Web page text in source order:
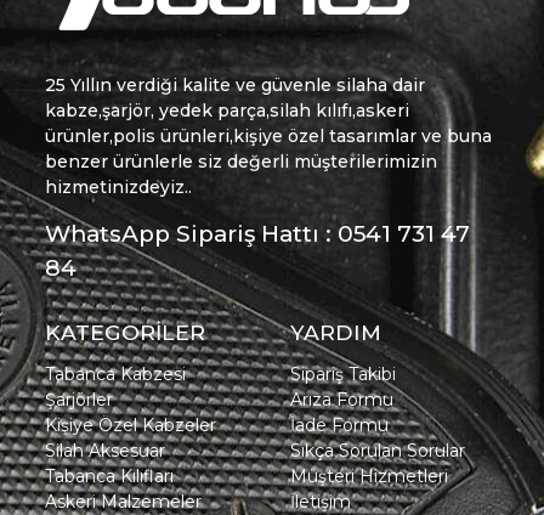
25 Yıllın verdiği kalite ve güvenle silaha dair
kabze,şarjör, yedek parça,silah kılıfı,askeri
ürünler,polis ürünleri,kişiye özel tasarımlar ve buna
benzer ürünlerle siz değerli müşterilerimizin
hizmetinizdeyiz..
WhatsApp Sipariş Hattı : 0541 731 47
84
KATEGORİLER
Tabanca Kabzesi
Şarjörler
Kişiye Özel Kabzeler
Silah Aksesuar
Tabanca Kılıfları
Askeri Malzemeler
YARDIM
Sipariş Takibi
Arıza Formu
İade Formu
Sıkça Sorulan Sorular
Müşteri Hizmetleri
İletişim